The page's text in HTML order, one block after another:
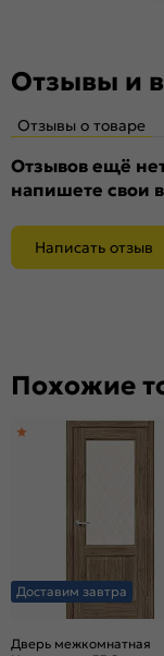
Отзывы и
Отзывы о товаре
Отзывов ещё
напишете свои
Написать отзыв
Похожие
Доставим завтра
Дверь межкомнатная